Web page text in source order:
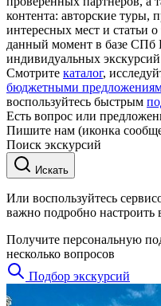
контента: авторские туры,
интересных мест и статьи
данный момент в базе СПб
индивидуальных
Смотрите каталог,
бюджетными
воспользуйтесь быстрым
Есть вопрос или
Пишите нам (иконка
Поиск экскурсий
Искать
Или воспользуйтесь
важно подробно настроить
Получите персональную
несколько вопросов
Подбор экскурсий